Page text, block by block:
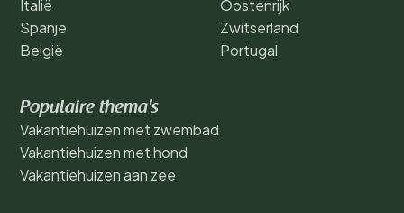
Italië
Spanje
België
Oostenrijk
Zwitserland
Portugal
Populaire thema's
Vakantiehuizen met zwembad
Vakantiehuizen met hond
Vakantiehuizen aan zee